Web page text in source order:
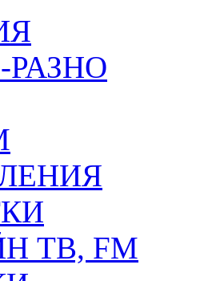
ТВ, FM